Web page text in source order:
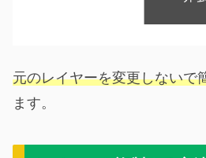
元のレイヤーを変更しないで
ます。